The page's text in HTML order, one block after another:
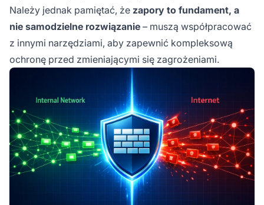
Należy jednak pamiętać, że zapory to fundament, a
nie samodzielne rozwiązanie – muszą współpracować
z innymi narzędziami, aby zapewnić kompleksową
ochronę przed zmieniającymi się zagrożeniami.